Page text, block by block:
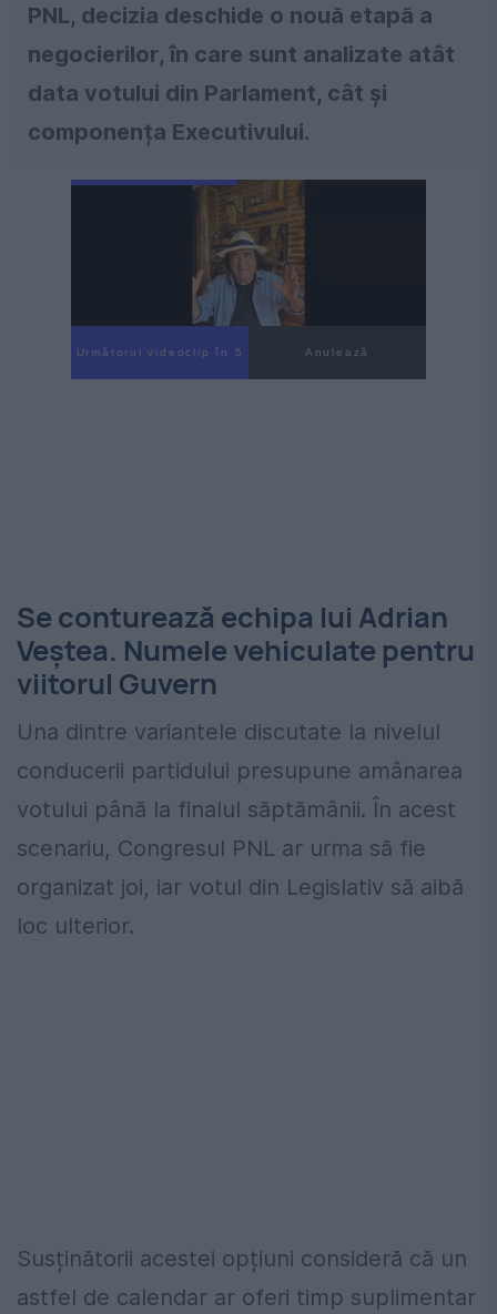
PNL, decizia deschide o nouă etapă a
negocierilor, în care sunt analizate atât
data votului din Parlament, cât și
componența Executivului.
Următorul videoclip în 3 Anulează
Se conturează echipa lui Adrian
Veștea. Numele vehiculate pentru
viitorul Guvern
Una dintre variantele discutate la nivelul
conducerii partidului presupune amânarea
votului până la finalul săptămânii. În acest
scenariu, Congresul PNL ar urma să fie
organizat joi, iar votul din Legislativ să aibă
loc ulterior.
Susținătorii acestei opțiuni consideră că un
astfel de calendar ar oferi timp suplimentar